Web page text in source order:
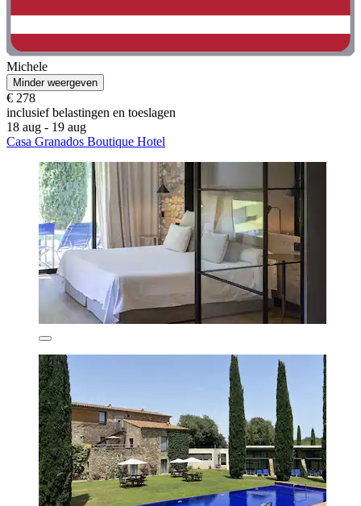
Michele
Minder weergeven
€ 278
inclusief belastingen en toeslagen
18 aug - 19 aug
Casa Granados Boutique Hotel